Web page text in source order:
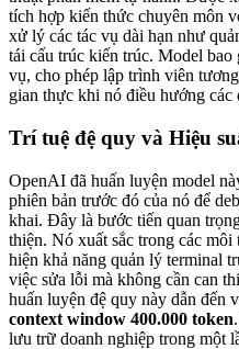
tích hợp kiến thức chuyên môn
xử lý các tác vụ dài hạn như
tái cấu trúc kiến trúc. Model
vụ, cho phép lập trình viên
gian thực khi nó điều hướng các
Trí tuệ đệ quy và Hiệu
OpenAI đã huấn luyện model
phiên bản trước đó của nó để
khai. Đây là bước tiến quan
thiện. Nó xuất sắc trong các môi
hiện khả năng quản lý terminal
việc sửa lỗi mà không cần can
huấn luyện đệ quy này dẫn đến
context window 400.000 token
lưu trữ doanh nghiệp trong một